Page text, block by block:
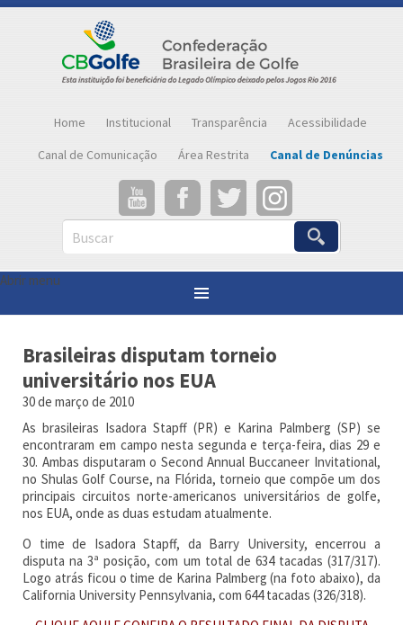
Home Institucional Transparência
Acessibilidade
Canal de Comunicação
Área Restrita Canal de Denúncias
Buscar
Abrir menu
Você está aqui: Notícias
Brasileiras disputam torneio universitário nos EUA
Brasileiras disputam torneio
universitário nos EUA
30 de março de 2010
As brasileiras Isadora Stapff (PR) e Karina Palmberg (SP) se
encontraram em campo nesta segunda e terça-feira, dias 29 e
30. Ambas disputaram o Second Annual Buccaneer Invitational,
no Shulas Golf Course, na Flórida, torneio que compõe um dos
principais circuitos norte-americanos universitários de golfe,
nos EUA, onde as duas estudam atualmente.
O time de Isadora Stapff, da Barry University, encerrou a
disputa na 3ª posição, com um total de 634 tacadas (317/317).
Logo atrás ficou o time de Karina Palmberg (na foto abaixo), da
California University Pennsylvania, com 644 tacadas (326/318).